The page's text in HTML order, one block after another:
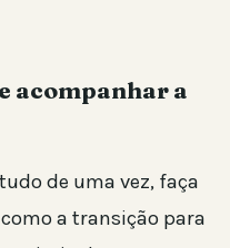
acompanhar a
de uma vez, faça
a transição para